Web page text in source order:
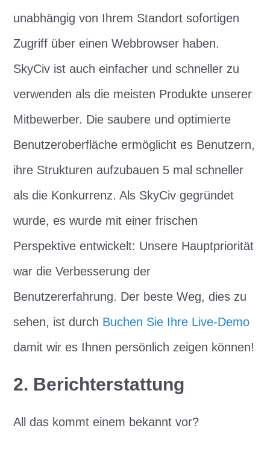
unabhängig von Ihrem Standort sofortigen
Zugriff über einen Webbrowser haben.
SkyCiv ist auch einfacher und schneller zu
verwenden als die meisten Produkte unserer
Mitbewerber. Die saubere und optimierte
Benutzeroberfläche ermöglicht es Benutzern,
ihre Strukturen aufzubauen 5 mal schneller
als die Konkurrenz. Als SkyCiv gegründet
wurde, es wurde mit einer frischen
Perspektive entwickelt: Unsere Hauptpriorität
war die Verbesserung der
Benutzererfahrung. Der beste Weg, dies zu
sehen, ist durch Buchen Sie Ihre Live-Demo
damit wir es Ihnen persönlich zeigen können!
2. Berichterstattung
All das kommt einem bekannt vor?